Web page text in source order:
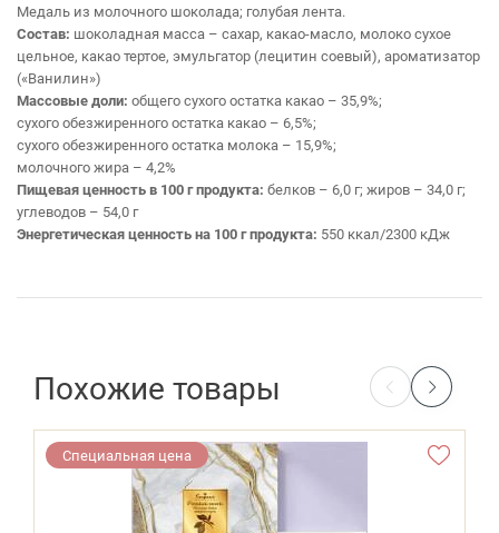
Медаль из молочного шоколада; голубая лента.
Состав: шоколадная масса – сахар, какао-масло, молоко сухое
цельное, какао тертое, эмульгатор (лецитин соевый), ароматизатор
(«Ванилин»)
Массовые доли: общего сухого остатка какао – 35,9%;
сухого обезжиренного остатка какао – 6,5%;
сухого обезжиренного остатка молока – 15,9%;
молочного жира – 4,2%
Пищевая ценность в 100 г продукта: белков – 6,0 г; жиров – 34,0 г;
углеводов – 54,0 г
Энергетическая ценность на 100 г продукта: 550 ккал/2300 кДж
Похожие товары
Специальная цена